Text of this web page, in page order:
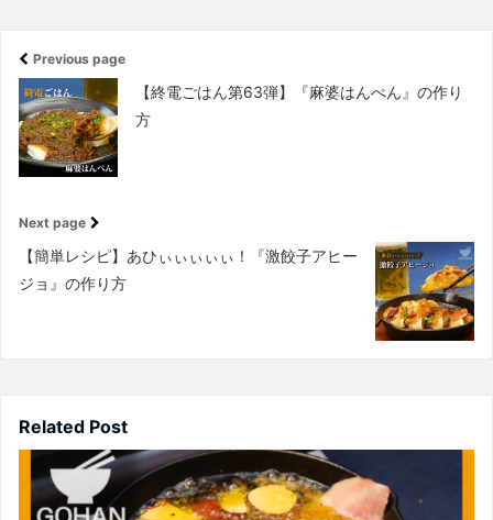
Previous page
【終電ごはん第63弾】『麻婆はんぺん』の作り
方
Next page
【簡単レシピ】あひぃぃぃぃぃ！『激餃子アヒー
ジョ』の作り方
Related Post